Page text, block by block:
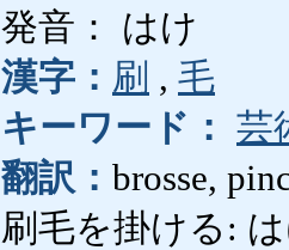
発音： はけ
漢字： 刷 , 毛
キーワード： 芸
翻訳： brosse,
刷毛を掛ける: は